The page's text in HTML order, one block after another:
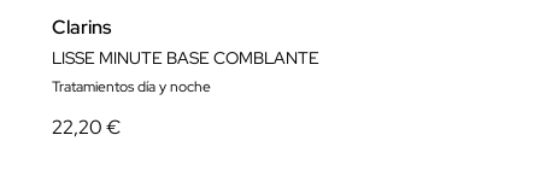
Clarins
LISSE MINUTE BASE COMBLANTE
Tratamientos día y noche
22,20 €